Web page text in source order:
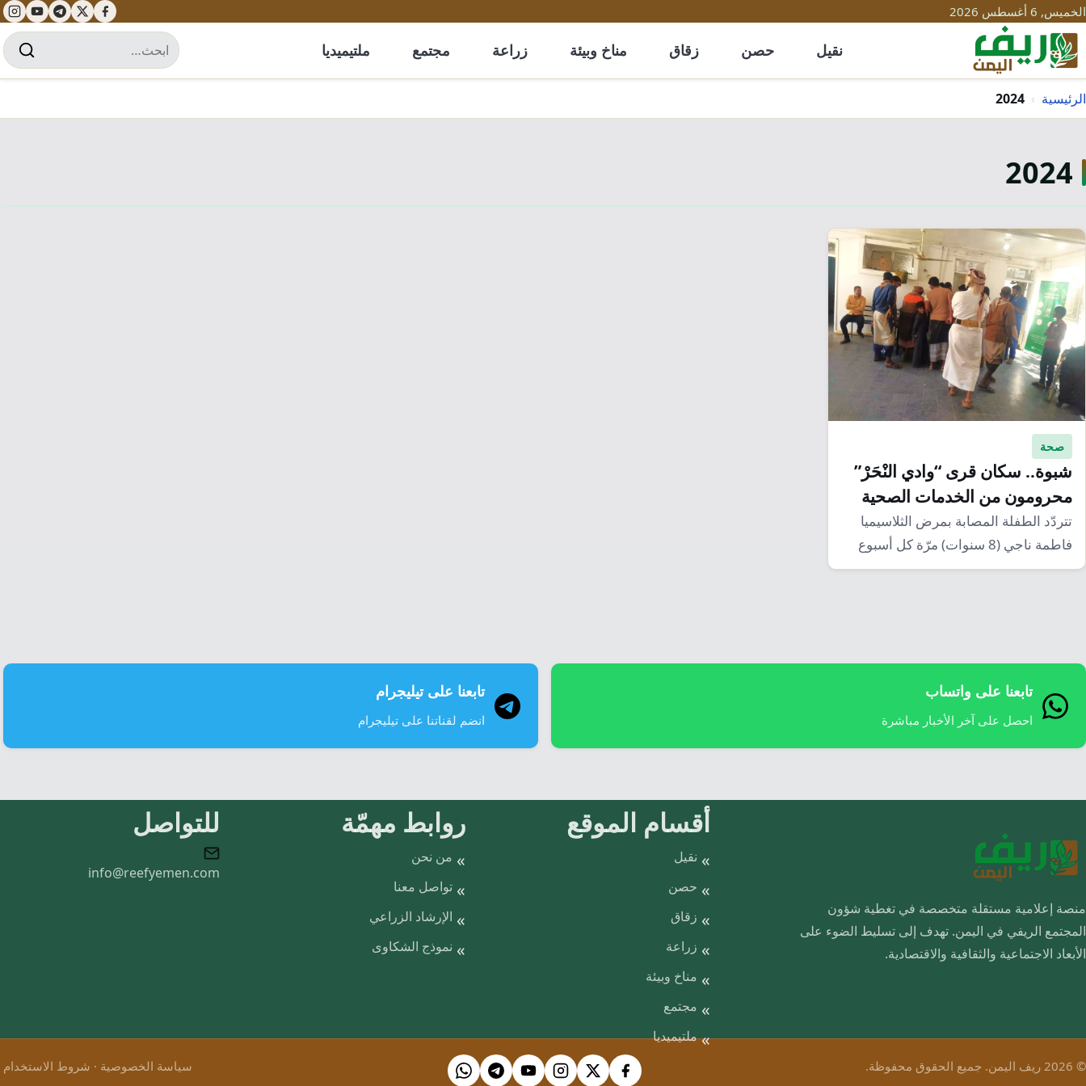
الخميس, 6 أغسطس 2026
نقيل حصن زقاق مناخ وبيئة زراعة مجتمع ملتيميديا
الرئيسية ›
2024
2024
صحة
شبوة.. سكان قرى “وادي النْحَرْ”
محرومون من الخدمات الصحية
تتردّد الطفلة المصابة بمرض الثلاسيميا
فاطمة ناجي (8 سنوات) مرّة كل أسبوع
على مشفى…
تابعنا على واتساب
احصل على آخر الأخبار مباشرة
تابعنا على تيليجرام
انضم لقناتنا على تيليجرام
منصة إعلامية مستقلة متخصصة في تغطية شؤون
المجتمع الريفي في اليمن. تهدف إلى تسليط الضوء على
الأبعاد الاجتماعية والثقافية والاقتصادية.
أقسام الموقع
نقيل
حصن
زقاق
زراعة
مناخ وبيئة
مجتمع
ملتيميديا
روابط مهمّة
من نحن
تواصل معنا
الإرشاد الزراعي
نموذج الشكاوى
للتواصل
info@reefyemen.com
© 2026 ريف اليمن. جميع الحقوق محفوظة. سياسة الخصوصية · شروط الاستخدام